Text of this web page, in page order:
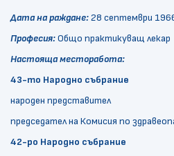
Дата на раждане:28 септември
Професия:Общо практикуващ лекар
Настояща месторабота:
43-то Народно събрание
народен представител
председател на Комисия по
42-ро Народно събрание